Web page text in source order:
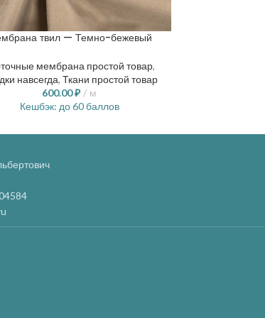
твил — Темно-бежевый
мембрана простой товар,
навсегда, Ткани простой товар
600.00₽
м
Кешбэк: до 60 баллов